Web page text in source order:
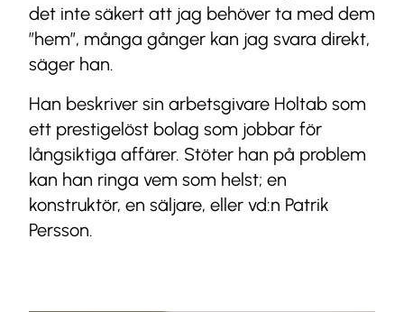
det inte säkert att jag behöver ta med dem
”hem”, många gånger kan jag svara direkt,
säger han.
Han beskriver sin arbetsgivare Holtab som
ett prestigelöst bolag som jobbar för
långsiktiga affärer. Stöter han på problem
kan han ringa vem som helst; en
konstruktör, en säljare, eller vd:n Patrik
Persson.